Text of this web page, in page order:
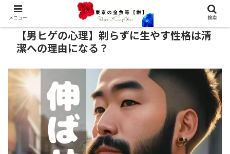
【男ヒゲの心理】剃らずに生やす性格は清
潔への理由になる？
メニュー 検索